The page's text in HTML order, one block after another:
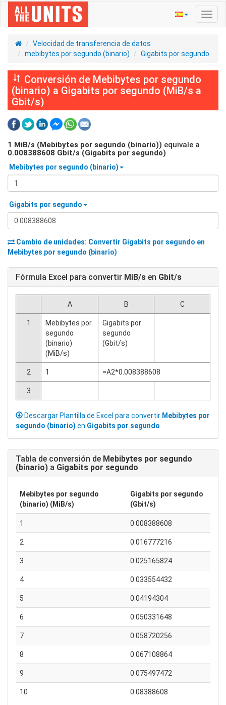
Velocidad de transferencia de datos
mebibytes por segundo (binario)
Gigabits por segundo
Conversión de Mebibytes por segundo
(binario) a Gigabits por segundo (MiB/s a
Gbit/s)
1 MiB/s (Mebibytes por segundo (binario)) equivale a
0.008388608 Gbit/s (Gigabits por segundo)
Mebibytes por segundo (binario)
Gigabits por segundo
Cambio de unidades: Convertir Gigabits por segundo en
Mebibytes por segundo (binario)
Fórmula Excel para convertir MiB/s en Gbit/s
A B C
1
Mebibytes por
segundo
(binario)
(MiB/s)
Gigabits por
segundo
(Gbit/s)
2 1 =A2*0.008388608
3
Descargar Plantilla de Excel para convertir Mebibytes por
segundo (binario) en Gigabits por segundo
Tabla de conversión de Mebibytes por segundo
(binario) a Gigabits por segundo
Mebibytes por segundo
(binario) (MiB/s)
Gigabits por segundo
(Gbit/s)
1 0.008388608
2 0.016777216
3 0.025165824
4 0.033554432
5 0.04194304
6 0.050331648
7 0.058720256
8 0.067108864
9 0.075497472
10 0.08388608